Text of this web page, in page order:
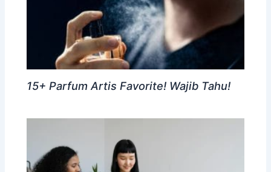
15+ Parfum Artis Favorite! Wajib Tahu!